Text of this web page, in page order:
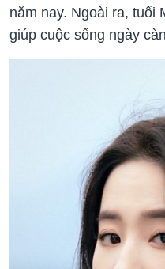
năm nay. Ngoài ra, tuổi
giúp cuộc sống ngày